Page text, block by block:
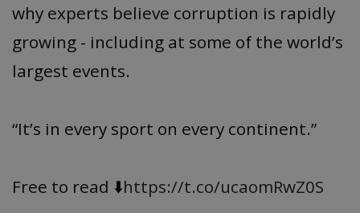
why experts believe corruption is rapidly
growing - including at some of the world’s
largest events.
“It’s in every sport on every continent.”
Free to read ⬇️https://t.co/ucaomRwZ0S